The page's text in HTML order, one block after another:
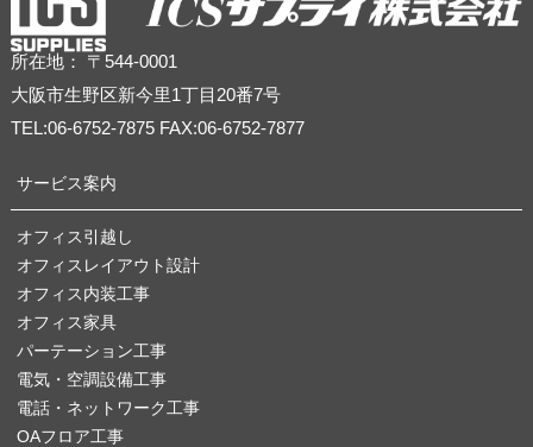
所在地： 〒544-0001
大阪市生野区新今里1丁目20番7号
TEL:06-6752-7875 FAX:06-6752-7877
サービス案内
オフィス引越し
オフィスレイアウト設計
オフィス内装工事
オフィス家具
パーテーション工事
電気・空調設備工事
電話・ネットワーク工事
OAフロア工事